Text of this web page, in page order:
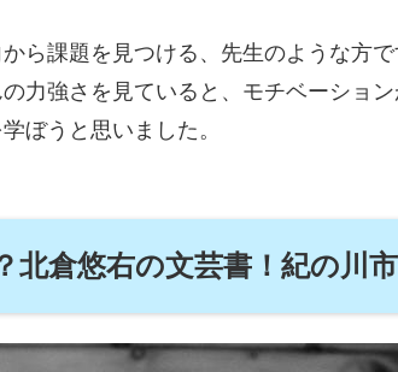
ら課題を見つける、先生のような方
力強さを見ていると、モチベーショ
ぼうと思いました。
北倉悠右の文芸書！紀の川